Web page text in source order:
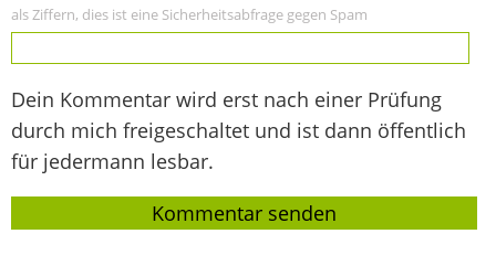
als Ziffern, dies ist eine Sicherheitsabfrage gegen Spam
Dein Kommentar wird erst nach einer Prüfung
durch mich freigeschaltet und ist dann öffentlich
für jedermann lesbar.